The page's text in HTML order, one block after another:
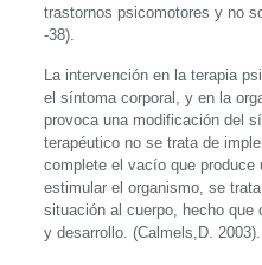
trastornos psicomotores y no
-38).
La intervención en la terapia
el síntoma corporal, y en la
provoca una modificación del
terapéutico no se trata de
complete el vacío que
estimular el organismo, se
situación al cuerpo, hecho
y desarrollo. (Calmels,D. 2003).